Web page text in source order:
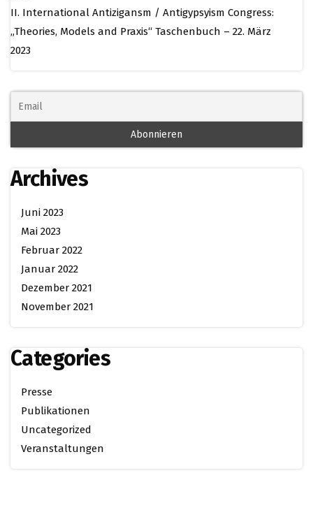
II. International Antizigansm / Antigypsyism Congress:
„Theories, Models and Praxis“ Taschenbuch – 22. März
2023
Archives
Juni 2023
Mai 2023
Februar 2022
Januar 2022
Dezember 2021
November 2021
Categories
Presse
Publikationen
Uncategorized
Veranstaltungen